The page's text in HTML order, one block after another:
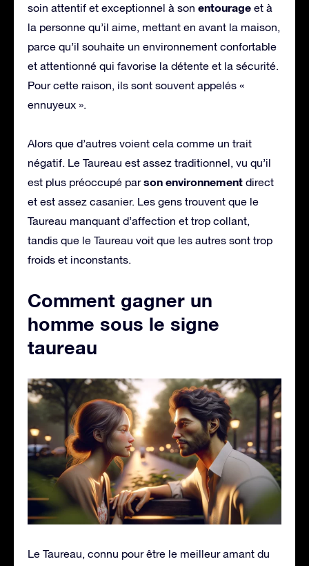
soin attentif et exceptionnel à son entourage et à
la personne qu’il aime, mettant en avant la maison,
parce qu’il souhaite un environnement confortable
et attentionné qui favorise la détente et la sécurité.
Pour cette raison, ils sont souvent appelés «
ennuyeux ».
Alors que d’autres voient cela comme un trait
négatif. Le Taureau est assez traditionnel, vu qu’il
est plus préoccupé parson environnement direct
et est assez casanier. Les gens trouvent que le
Taureau manquant d’affection et trop collant,
tandis que le Taureau voit que les autres sont trop
froids et inconstants.
Comment gagner un
homme sous le signe
taureau
Le Taureau, connu pour être le meilleur amant du